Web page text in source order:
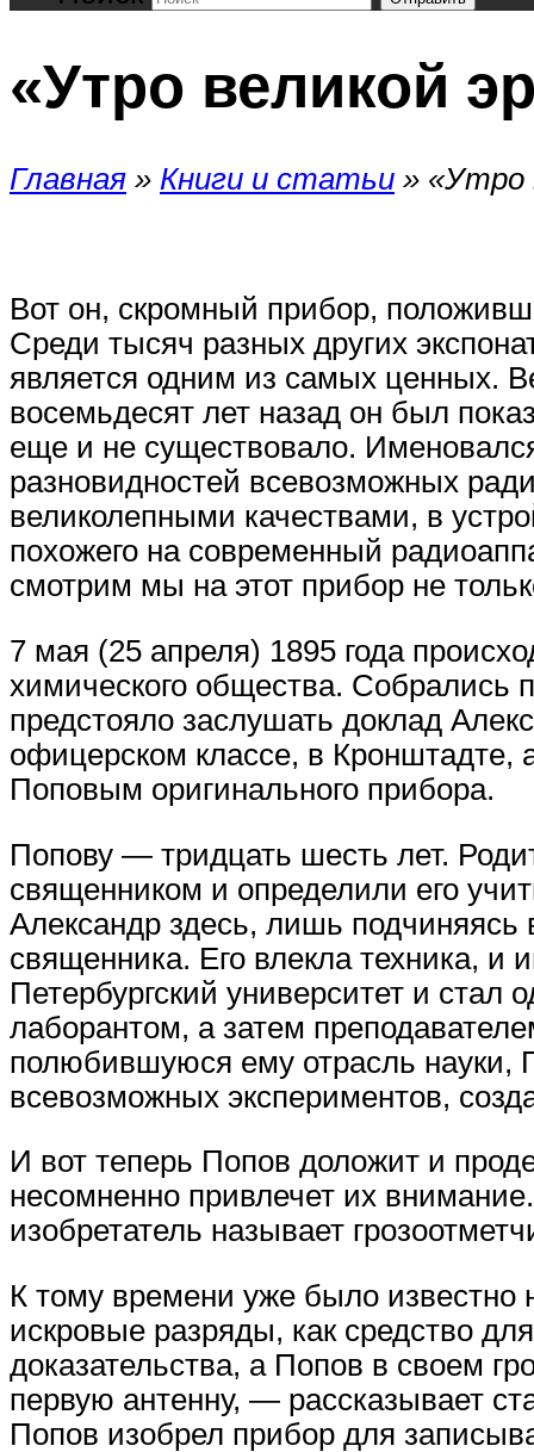
«Утро великой
Главная » Книги и статьи » «Утро
Вот он, скромный прибор,
Среди тысяч разных других
является одним из самых ценных.
восемьдесят лет назад он был
еще и не существовало.
разновидностей всевозможных
великолепными качествами, в
похожего на современный
смотрим мы на этот прибор не
7 мая (25 апреля) 1895 года
химического общества. Собрались
предстояло заслушать доклад
офицерском классе, в Кронштадте,
Поповым оригинального прибора.
Попову — тридцать шесть лет.
священником и определили его
Александр здесь, лишь подчиняясь
священника. Его влекла техника, и
Петербургский университет и стал
лаборантом, а затем
полюбившуюся ему отрасль науки,
всевозможных экспериментов,
И вот теперь Попов доложит и
несомненно привлечет их
изобретатель называет
К тому времени уже было известно
искровые разряды, как средство
доказательства, а Попов в своем
первую антенну, — рассказывает
Попов изобрел прибор для